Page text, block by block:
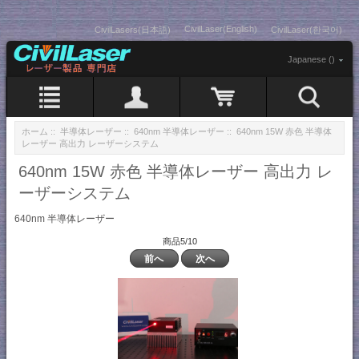
CivilLasers(日本語) CivilLaser(English) CivilLaser(한국어)
Japanese ()
ホーム :: 半導体レーザー :: 640nm 半導体レーザー :: 640nm 15W 赤色 半導体
レーザー 高出力 レーザーシステム
640nm 15W 赤色 半導体レーザー 高出力 レ
ーザーシステム
640nm 半導体レーザー
商品5/10
前へ 次へ